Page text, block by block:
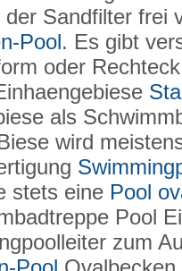
Sandfilter frei
Pool. Es gibt
oder
als
wird
stets eine Pool
Pool
zum